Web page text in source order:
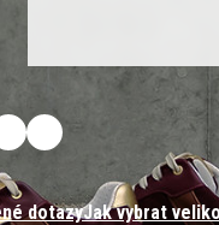
dotazyJak vybrat